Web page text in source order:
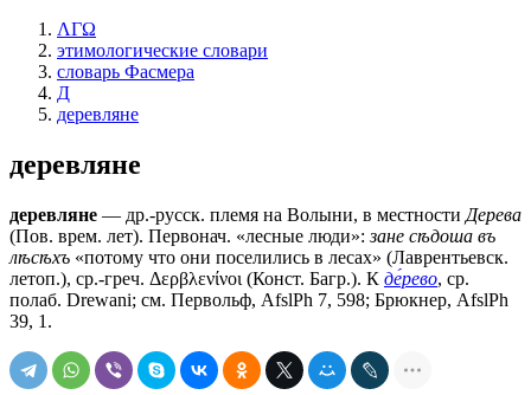
ΛΓΩ
этимологические словари
словарь Фасмера
Д
деревляне
деревляне
деревляне — др.-русск. племя на Волыни, в местности Дерева
(Пов. врем. лет). Первонач. «лесные люди»:зане сѣдоша въ
лѣсѣхъ «потому что они поселились в лесах» (Лаврентьевск.
летоп.), ср.-греч. Δερβλενίνοι (Конст. Багр.). К де́рево, ср.
полаб. Drewani; см. Первольф, AfslPh 7, 598; Брюкнер, AfslPh
39, 1.